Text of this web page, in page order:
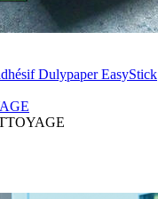
Dulypaper EasyStick